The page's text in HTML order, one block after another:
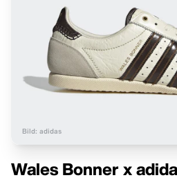
Bild: adidas
Wales Bonner x